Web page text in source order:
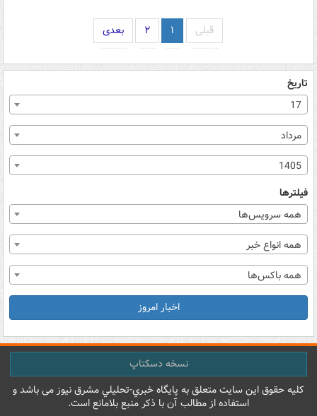
قبلی ۱ ۲ بعدی
تاریخ
17
مرداد
1405
فیلترها
همه سرویس‌ها
همه انواع خبر
همه باکس‌ها
اخبار امروز
نسخه دسکتاپ
کليه حقوق اين سايت متعلق به پایگاه خبري-تحليلي مشرق نيوز می باشد و
استفاده از مطالب آن با ذکر منبع بلامانع است.